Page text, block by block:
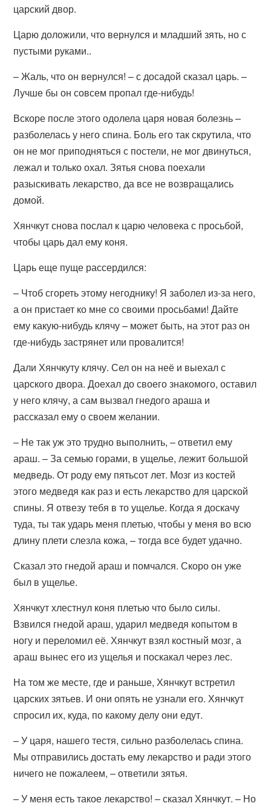
царский двор.
Царю доложили, что вернулся и младший зять, но с
пустыми руками..
– Жаль, что он вернулся! – с досадой сказал царь. –
Лучше бы он совсем пропал где-нибудь!
Вскоре после этого одолела царя новая болезнь –
разболелась у него спина. Боль его так скрутила, что
он не мог приподняться с постели, не мог двинуться,
лежал и только охал. Зятья снова поехали
разыскивать лекарство, да все не возвращались
домой.
Хянчкут снова послал к царю человека с просьбой,
чтобы царь дал ему коня.
Царь еще пуще рассердился:
– Чтоб сгореть этому негоднику! Я заболел из-за него,
а он пристает ко мне со своими просьбами! Дайте
ему какую-нибудь клячу – может быть, на этот раз он
где-нибудь застрянет или провалится!
Дали Хянчкуту клячу. Сел он на неё и выехал с
царского двора. Доехал до своего знакомого, оставил
у него клячу, а сам вызвал гнедого араша и
рассказал ему о своем желании.
– Не так уж это трудно выполнить, – ответил ему
араш. – За семью горами, в ущелье, лежит большой
медведь. От роду ему пятьсот лет. Мозг из костей
этого медведя как раз и есть лекарство для царской
спины. Я отвезу тебя в то ущелье. Когда я доскачу
туда, ты так ударь меня плетью, чтобы у меня во всю
длину плети слезла кожа, – тогда все будет удачно.
Сказал это гнедой араш и помчался. Скоро он уже
был в ущелье.
Хянчкут хлестнул коня плетью что было силы.
Взвился гнедой араш, ударил медведя копытом в
ногу и переломил её. Хянчкут взял костный мозг, а
араш вынес его из ущелья и поскакал через лес.
На том же месте, где и раньше, Хянчкут встретил
царских зятьев. И они опять не узнали его. Хянчкут
спросил их, куда, по какому делу они едут.
– У царя, нашего тестя, сильно разболелась спина.
Мы отправились достать ему лекарство и ради этого
ничего не пожалеем, – ответили зятья.
– У меня есть такое лекарство! – сказал Хянчкут. – Но